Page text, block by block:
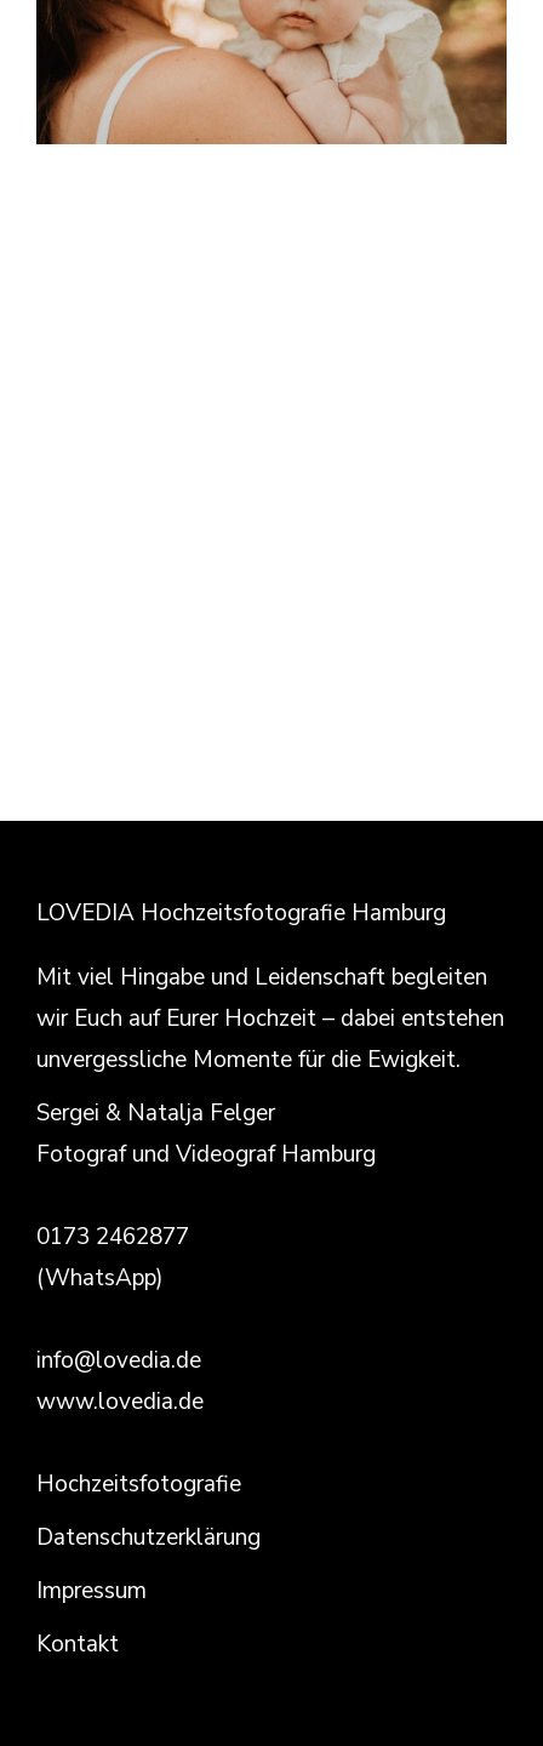
LOVEDIA Hochzeitsfotografie Hamburg
Mit viel Hingabe und Leidenschaft begleiten
wir Euch auf Eurer Hochzeit – dabei entstehen
unvergessliche Momente für die Ewigkeit.
Sergei & Natalja Felger
Fotograf und Videograf Hamburg
0173 2462877
(WhatsApp)
info@lovedia.de
www.lovedia.de
Hochzeitsfotografie
Datenschutzerklärung
Impressum
Kontakt